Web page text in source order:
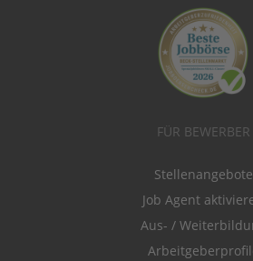
FÜR BEWERBER
Stellenangebote
Job Agent
Aus- /